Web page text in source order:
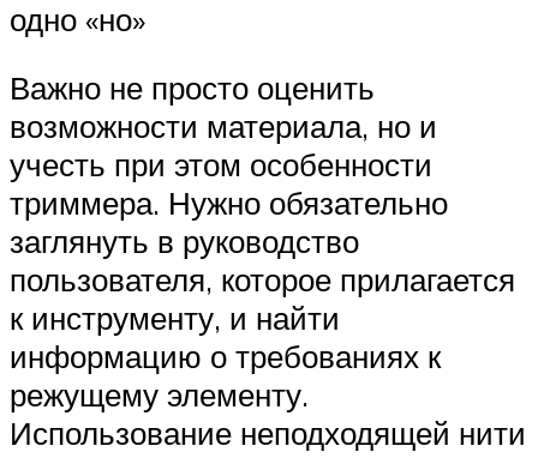
одно «но»
Важно не просто оценить
возможности материала, но и
учесть при этом особенности
триммера. Нужно обязательно
заглянуть в руководство
пользователя, которое прилагается
к инструменту, и найти
информацию о требованиях к
режущему элементу.
Использование неподходящей нити